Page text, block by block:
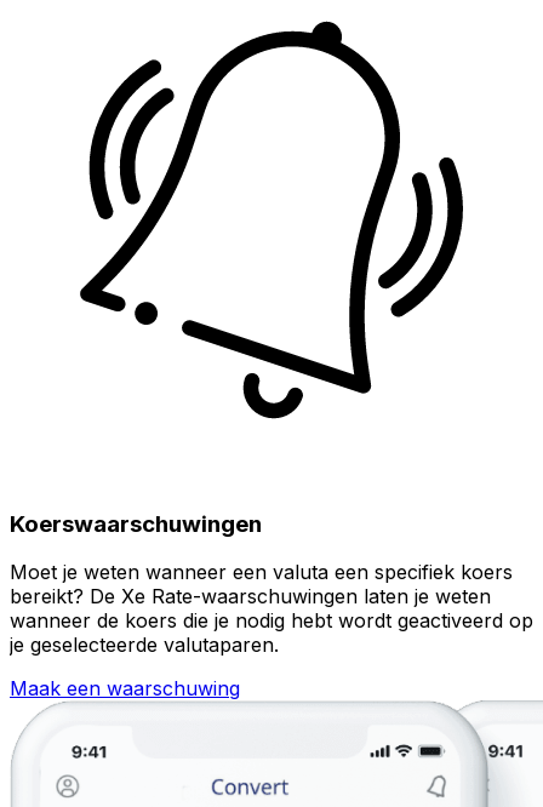
Koerswaarschuwingen
Moet je weten wanneer een valuta een specifiek koers
bereikt? De Xe Rate-waarschuwingen laten je weten
wanneer de koers die je nodig hebt wordt geactiveerd op
je geselecteerde valutaparen.
Maak een waarschuwing